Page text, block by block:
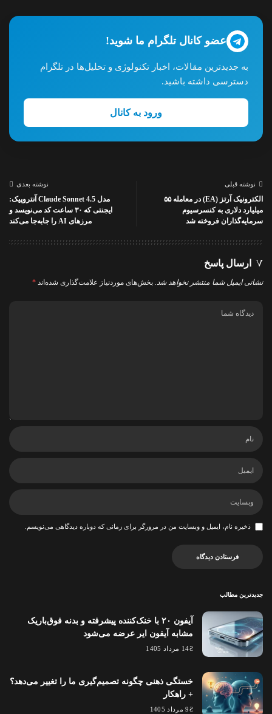
عضو کانال تلگرام ما شوید!
به جدیدترین مقالات، اخبار تکنولوژی و تحلیل‌ها در تلگرام
دسترسی داشته باشید.
ورود به کانال
نوشته قبلی
الکترونیک آرتز (EA) در معامله ۵۵
میلیارد دلاری به کنسرسیوم
سرمایه‌گذاران فروخته شد
نوشته بعدی
مدل Claude Sonnet 4.5 آنتروپیک:
ایجنتی که ۳۰ ساعت کد می‌نویسد و
مرزهای AI را جابه‌جا می‌کند
ارسال پاسخ
نشانی ایمیل شما منتشر نخواهد شد. بخش‌های موردنیاز علامت‌گذاری شده‌اند *
ذخیره نام، ایمیل و وبسایت من در مرورگر برای زمانی که دوباره دیدگاهی می‌نویسم.
جدیدترین مطالب
آیفون ۲۰ با خنک‌کننده پیشرفته و بدنه فوق‌باریک
مشابه آیفون ایر عرضه می‌شود
14 مرداد 1405
خستگی ذهنی چگونه تصمیم‌گیری ما را تغییر می‌دهد؟
+ راهکار
9 مرداد 1405